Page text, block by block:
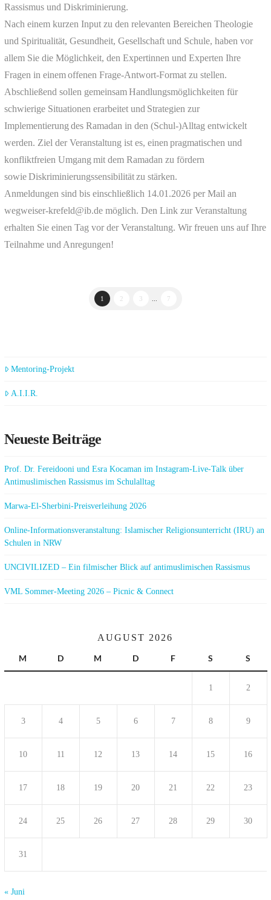
Rassismus und Diskriminierung.
Nach einem kurzen Input zu den relevanten Bereichen Theologie
und Spiritualität, Gesundheit, Gesellschaft und Schule, haben vor
allem Sie die Möglichkeit, den Expertinnen und Experten Ihre
Fragen in einem offenen Frage-Antwort-Format zu stellen.
Abschließend sollen gemeinsam Handlungsmöglichkeiten für
schwierige Situationen erarbeitet und Strategien zur
Implementierung des Ramadan in den (Schul-)Alltag entwickelt
werden. Ziel der Veranstaltung ist es, einen pragmatischen und
konfliktfreien Umgang mit dem Ramadan zu fördern
sowie Diskriminierungssensibilität zu stärken.
Anmeldungen sind bis einschließlich 14.01.2026 per Mail an
wegweiser-krefeld@ib.de möglich. Den Link zur Veranstaltung
erhalten Sie einen Tag vor der Veranstaltung. Wir freuen uns auf Ihre
Teilnahme und Anregungen!
1 3 7
Mentoring-Projekt
A.I.I.R.
Neueste Beiträge
Prof. Dr. Fereidooni und Esra Kocaman im Instagram-Live-Talk über
Antimuslimischen Rassismus im Schulalltag
Marwa-El-Sherbini-Preisverleihung 2026
Online-Informationsveranstaltung: Islamischer Religionsunterricht (IRU) an
Schulen in NRW
UNCIVILIZED – Ein filmischer Blick auf antimuslimischen Rassismus
VML Sommer-Meeting 2026 – Picnic & Connect
AUGUST 2026
M
D M D F S S
1 2
3 4 5 6 7 8 9
10 11 12 13 14 15 16
17 18 19 20 21 22 23
24 25 26 27 28 29 30
31
« Juni